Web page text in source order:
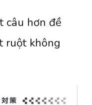
câu hơn đề
ruột không